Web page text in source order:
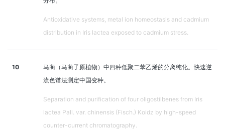
Antioxidative systems, metal ion homeostasis and cadmium
distribution in Iris lactea exposed to cadmium stress.
10
马蔺（马蔺子原植物）中四种低聚二苯乙烯的分离纯化。快速逆
流色谱法测定中国变种。
Separation and purification of four oligostilbenes from Iris
lactea Pall. var. chinensis (Fisch.) Koidz by high-speed
counter-current chromatography.